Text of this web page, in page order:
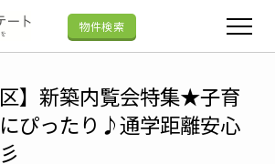
物件検索
区】新築内覧会特集★子育
ぴったり♪通学距離安心